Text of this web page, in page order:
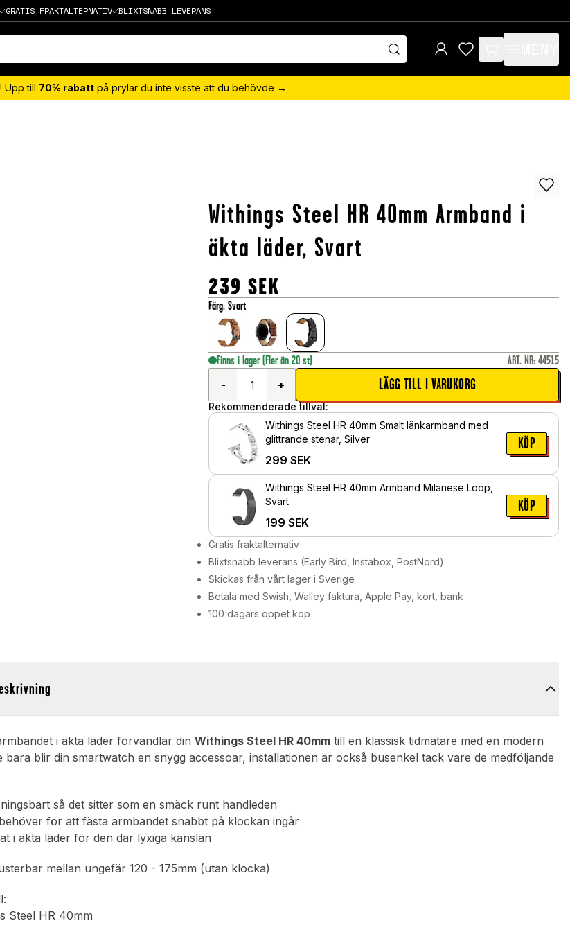
GRATIS FRAKTALTERNATIV BLIXTSNABB LEVERANS
items in cart, view
Upp till 70% rabatt på prylar du inte visste att du behövde →
Withings Steel HR 40mm Armband i
äkta läder, Svart
239 SEK
Färg:Svart
Finns i lager (Fler än 20 st) ART. NR: 44515
-
+ LÄGG TILL I VARUKORG
Rekommenderade tillval:
Withings Steel HR 40mm Smalt länkarmband med
glittrande stenar, Silver
299 SEK
KÖP
Withings Steel HR 40mm Armband Milanese Loop,
Svart
199 SEK
KÖP
Gratis fraktalternativ
Blixtsnabb leverans (Early Bird, Instabox, PostNord)
Skickas från vårt lager i Sverige
Betala med Swish, Walley faktura, Apple Pay, kort, bank
100 dagars öppet köp
i äkta läder förvandlar dinWithings Steel HR 40mm till en klassisk tidmätare med en modern
bara blir din smartwatch en snygg accessoar, installationen är också busenkel tack vare de medföljande
så det sitter som en smäck runt handleden
för att fästa armbandet snabbt på klockan ingår
i äkta läder för den där lyxiga känslan
mellan ungefär 120 - 175mm (utan klocka)
Steel HR 40mm